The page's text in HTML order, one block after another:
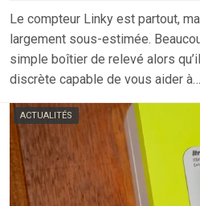
Le compteur Linky est partout,
largement sous-estimée.
simple boîtier de relevé alors
discrète capable de vous aider
ACTUALITÉS